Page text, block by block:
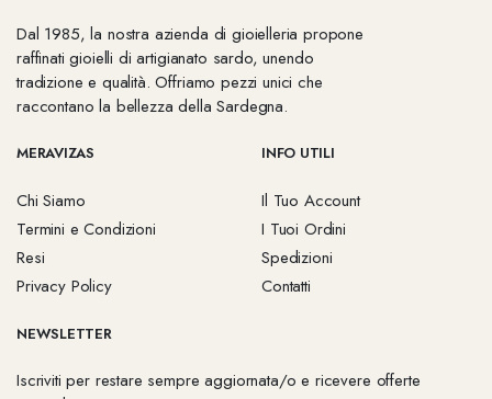
Dal 1985, la nostra azienda di gioielleria propone
raffinati gioielli di artigianato sardo, unendo
tradizione e qualità. Offriamo pezzi unici che
raccontano la bellezza della Sardegna.
MERAVIZAS
Chi Siamo
Termini e Condizioni
Resi
Privacy Policy
INFO UTILI
Il Tuo Account
I Tuoi Ordini
Spedizioni
Contatti
NEWSLETTER
Iscriviti per restare sempre aggiornata/o e ricevere offerte